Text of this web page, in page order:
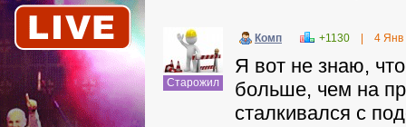
Старожил
Комп +1130 4 Янв
Я вот не знаю,
больше, чем на
сталкивался с